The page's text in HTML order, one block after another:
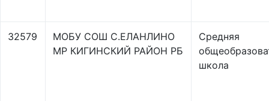
32579
МОБУ СОШ С.ЕЛАНЛИНО
МР КИГИНСКИЙ РАЙОН РБ
Средняя
школа